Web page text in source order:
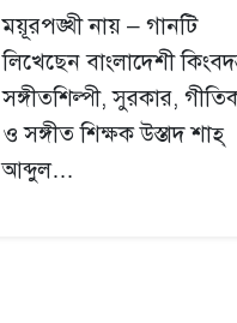
ময়ূরপঙ্খী নায় – গানটি
লিখেছেন বাংলাদেশী
সঙ্গীতশিল্পী, সুরকার,
ও সঙ্গীত শিক্ষক উস্তাদ শাহ্‌
আব্দুল…